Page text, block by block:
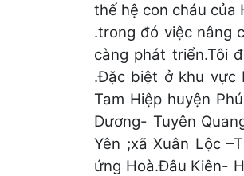
thế hệ con cháu của
.trong đó việc nâng
càng phát triển.Tôi
.Đặc biệt ở khu vực
Tam Hiệp huyện
Dương- Tuyên
Yên ;xã Xuân Lộc
ứng Hoà.Đâu Kiên-